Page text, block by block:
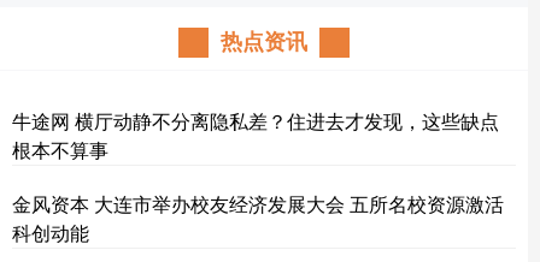
热点资讯
牛途网 横厅动静不分离隐私差？住进去才发现，这些缺点
根本不算事
金风资本 大连市举办校友经济发展大会 五所名校资源激活
科创动能